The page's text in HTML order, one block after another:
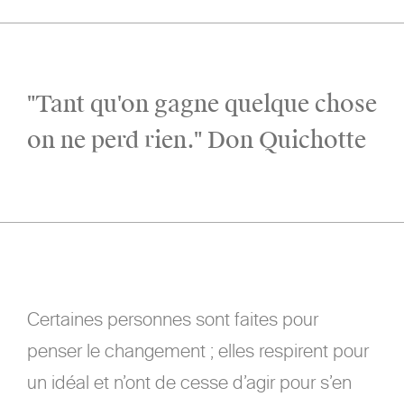
"Tant qu'on gagne quelque chose
on ne perd rien." Don Quichotte
Certaines personnes sont faites pour
penser le changement ; elles respirent pour
un idéal et n’ont de cesse d’agir pour s’en